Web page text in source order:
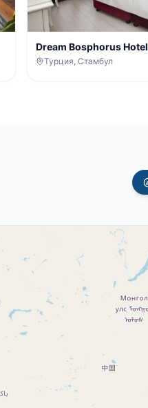
Dream Bosphorus Hotel
Турция, Стамбул